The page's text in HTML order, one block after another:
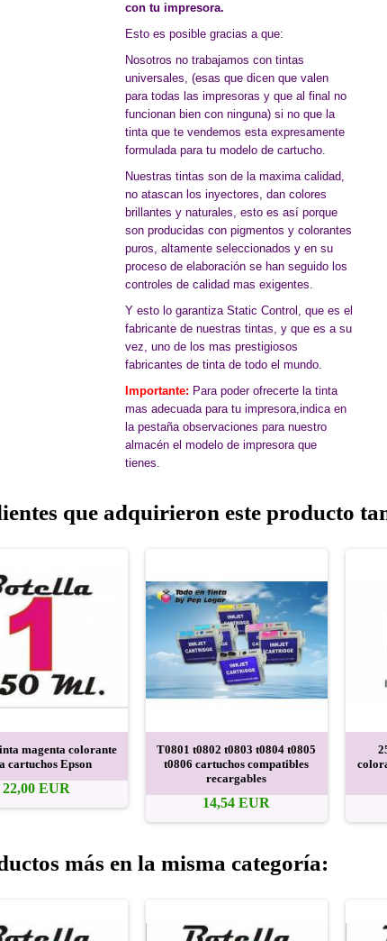
con tu impresora.
Esto es posible gracias a que:
Nosotros no trabajamos con tintas
universales, (esas que dicen que valen
para todas las impresoras y que al final no
funcionan bien con ninguna) si no que la
tinta que te vendemos esta expresamente
formulada para tu modelo de cartucho.
Nuestras tintas son de la maxima calidad,
no atascan los inyectores, dan colores
brillantes y naturales, esto es así porque
son producidas con pigmentos y colorantes
puros, altamente seleccionados y en su
proceso de elaboración se han seguido los
controles de calidad mas exigentes.
Y esto lo garantiza Static Control, que es el
fabricante de nuestras tintas, y que es a su
vez, uno de los mas prestigiosos
fabricantes de tinta de todo el mundo.
Importante: Para poder ofrecerte la tinta
mas adecuada para tu impresora,indica en
la pestaña observaciones para nuestro
almacén el modelo de impresora que
tienes.
que adquirieron este producto
magenta colorante
cartuchos Epson
22,00 EUR
T0801 t0802 t0803 t0804 t0805
t0806 cartuchos compatibles
recargables
14,54 EUR
más en la misma categoría: